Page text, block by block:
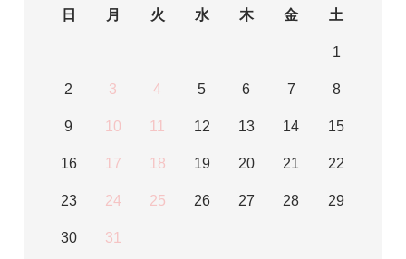
日
月 火 水 木 金 土
1
2 3 4 5 6 7 8
9 10 11 12 13 14 15
16 17 18 19 20 21 22
23 24 25 26 27 28 29
30 31